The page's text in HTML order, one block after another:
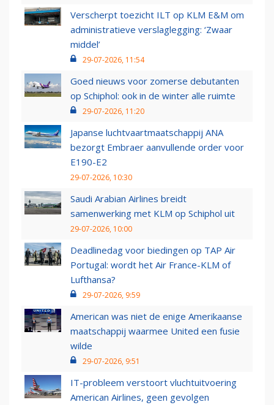
Verscherpt toezicht ILT op KLM E&M om
administratieve verslaglegging: ‘Zwaar
middel’
29-07-2026, 11:54
Goed nieuws voor zomerse debutanten
op Schiphol: ook in de winter alle ruimte
29-07-2026, 11:20
Japanse luchtvaartmaatschappij ANA
bezorgt Embraer aanvullende order voor
E190-E2
29-07-2026, 10:30
Saudi Arabian Airlines breidt
samenwerking met KLM op Schiphol uit
29-07-2026, 10:00
Deadlinedag voor biedingen op TAP Air
Portugal: wordt het Air France-KLM of
Lufthansa?
29-07-2026, 9:59
American was niet de enige Amerikaanse
maatschappij waarmee United een fusie
wilde
29-07-2026, 9:51
IT-probleem verstoort vluchtuitvoering
American Airlines, geen gevolgen